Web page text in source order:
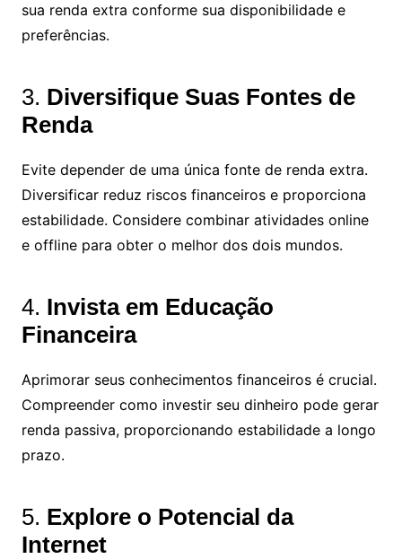
sua renda extra conforme sua disponibilidade e
preferências.
3. Diversifique Suas Fontes de
Renda
Evite depender de uma única fonte de renda extra.
Diversificar reduz riscos financeiros e proporciona
estabilidade. Considere combinar atividades online
e offline para obter o melhor dos dois mundos.
4. Invista em Educação
Financeira
Aprimorar seus conhecimentos financeiros é crucial.
Compreender como investir seu dinheiro pode gerar
renda passiva, proporcionando estabilidade a longo
prazo.
5. Explore o Potencial da
Internet